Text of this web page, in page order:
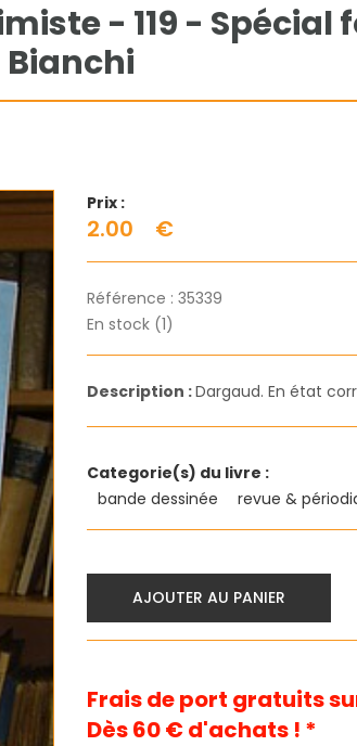
- 119 - Spécial
Bianchi
Prix :
2.00 €
Référence : 35339
En stock (1)
Description :Dargaud. En état
Categorie(s) du livre :
bande dessinée
revue &
AJOUTER AU PANIER
Frais de port gratuits
Dès 60 € d'achats ! *